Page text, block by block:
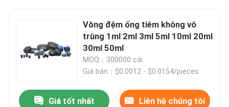
Vòng đệm ống tiêm không vô
trùng 1ml 2ml 3ml 5ml 10ml 20ml
30ml 50ml
MOQ：300000 cái
Giá bán：$0.0012 - $0.0154/pieces
Giá tốt nhất Liên hệ chúng tôi